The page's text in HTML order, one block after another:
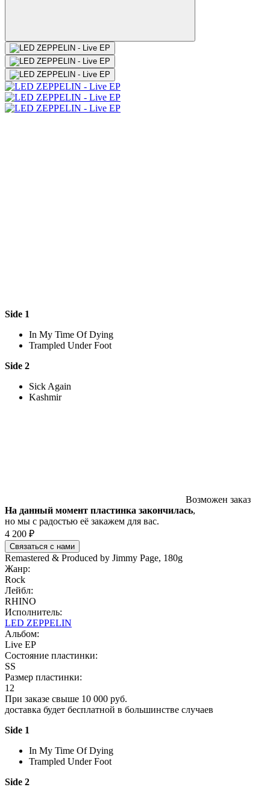
Side 1
In My Time Of Dying
Trampled Under Foot
Side 2
Sick Again
Kashmir
Возможен заказ
На данный момент пластинка закончилась,
но мы с радостью её закажем для вас.
4 200 ₽
Связаться с нами
Remastered & Produced by Jimmy Page, 180g
Жанр:
Rock
Лейбл:
RHINO
Исполнитель:
LED ZEPPELIN
Альбом:
Live EP
Состояние пластинки:
SS
Размер пластинки:
12
При заказе свыше 10 000 руб.
доставка будет бесплатной в большинстве случаев
Side 1
In My Time Of Dying
Trampled Under Foot
Side 2